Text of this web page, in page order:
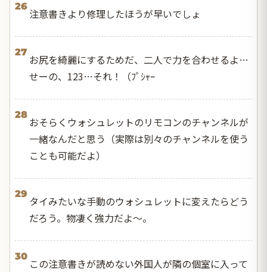
26
注意書きより修理したほうが早いでしょ
27
お尻を綺麗にするためだ、二人で力を合わせるよ…
せーの、123…それ！（ﾌﾟｼｬｰ
28
おそらくウォシュレットのリモコンのチャンネルが
一緒なんだと思う（実際は別々のチャンネルを使う
ことも可能だよ）
29
タイみたいな手動のウォシュレットに変えたらどう
だろう。物凄く強力だよ〜。
30
この注意書きが読めない外国人が隣の個室に入って